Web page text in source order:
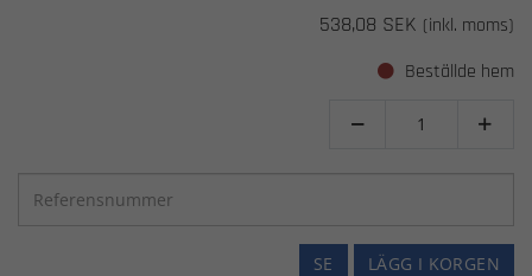
538,08 SEK (inkl. moms)
Beställde hem
 
LÄGG I KORGEN
SE